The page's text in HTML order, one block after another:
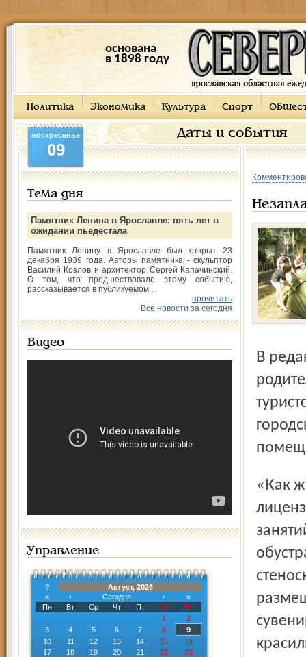
основана
в 1898 году
Политика Экономика Культура Спорт
Даты и события
воскресенье
09
Тема дня
Памятник Ленина в Ярославле: пять лет в
ожидании пьедестала
Памятник Ленину в Ярославле был открыт 23
декабря 1939 года. Авторы памятника - скульптор
Василий Козлов и архитектор Сергей Капачинский.
О том, что предшествовало этому событию,
рассказывается в публикуемом ...
прочитать
Все новости за сегодня
Видео
Управление
?
Август, 2026
«
‹ Сегодня ›
»
Пн
Вт Ср Чт Пт Сб
Вс
1
2
3
4 5 6 7 8
9
10
11 12 13 14 15
16
17
18 19 20 21 22
23
В редакцию «Северного края» обратилась группа
«Как же так, - возмущаются авторы письма. - Клуб прошёл